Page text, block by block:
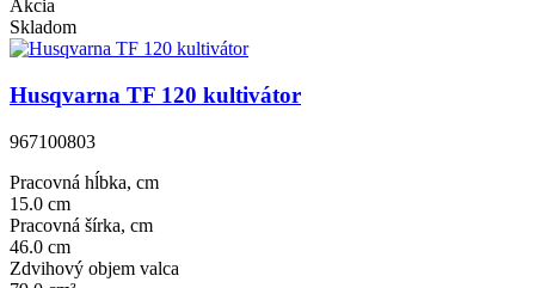
Akcia
Skladom
Husqvarna TF 120 kultivátor
967100803
Pracovná hĺbka, cm
15.0 cm
Pracovná šírka, cm
46.0 cm
Zdvihový objem valca